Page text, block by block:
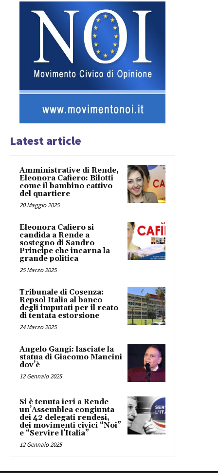
Latest article
Amministrative di Rende,
Eleonora Cafiero: Bilotti
come il bambino cattivo
del quartiere
20 Maggio 2025
Eleonora Cafiero si
candida a Rende a
sostegno di Sandro
Principe che incarna la
grande politica
25 Marzo 2025
Tribunale di Cosenza:
Repsol Italia al banco
degli imputati per il reato
di tentata estorsione
24 Marzo 2025
Angelo Gangi: lasciate la
statua di Giacomo Mancini
dov’è
12 Gennaio 2025
Si è tenuta ieri a Rende
un’Assemblea congiunta
dei 42 delegati rendesi,
dei movimenti civici “Noi”
e “Servire l’Italia”
12 Gennaio 2025